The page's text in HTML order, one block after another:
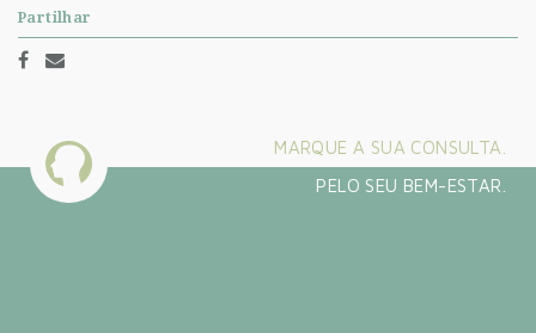
Partilhar
MARQUE A SUA CONSULTA.
PELO SEU BEM-ESTAR.